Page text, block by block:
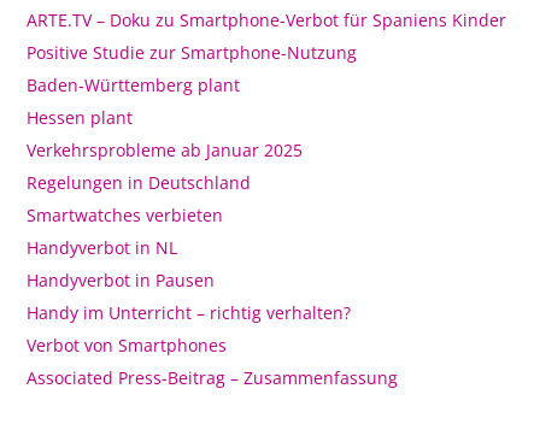
ARTE.TV – Doku zu Smartphone-Verbot für Spaniens Kinder
Positive Studie zur Smartphone-Nutzung
Baden-Württemberg plant
Hessen plant
Verkehrsprobleme ab Januar 2025
Regelungen in Deutschland
Smartwatches verbieten
Handyverbot in NL
Handyverbot in Pausen
Handy im Unterricht – richtig verhalten?
Verbot von Smartphones
Associated Press-Beitrag – Zusammenfassung